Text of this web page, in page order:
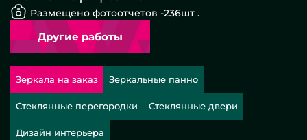
Размещено фотоотчетов -236шт .
Другие работы
Зеркала на заказ Зеркальные панно
Стеклянные перегородки Стеклянные двери
Дизайн интерьера